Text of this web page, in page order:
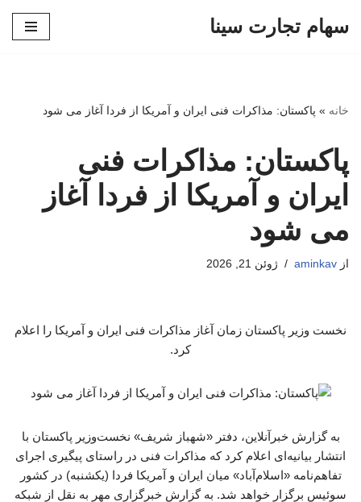
سهام تجارت سینا
خانه » پاکستان: مذاکرات فنی ایران و آمریکا از فردا آغاز می شود
پاکستان: مذاکرات فنی
ایران و آمریکا از فردا آغاز
می شود
از aminkav ژوئن 21, 2026
نخست وزیر پاکستان زمان آغاز مذاکرات فنی ایران و آمریکا را اعلام
کرد.
به گزارش خبرآنلاین، دفتر «شهباز شریف» نخست‌وزیر پاکستان با
انتشار بیانیه‌ای اعلام کرد که مذاکرات فنی در راستای پیگیری اجرای
تفاهم‌نامه «اسلام‌آباد» میان ایران و آمریکا فردا (یکشنبه) در کشور
سوئیس برگزار خواهد شد. به گزارش خبرگزاری مهر به نقل از شبکه